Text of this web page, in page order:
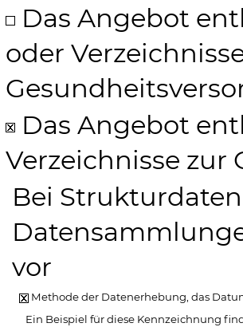
Das Angebot
oder
Das Angebot
Verzeichnisse
Bei
vor
Methode der Datenerhebung, das
Ein Beispiel für diese Kennzeichnung